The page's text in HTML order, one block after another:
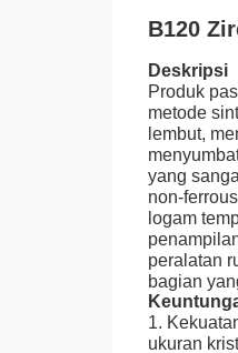
B120
Deskripsi
Produk
metode
lembut,
yang
non-
logam
peralatan
bagian
1.
ukuran